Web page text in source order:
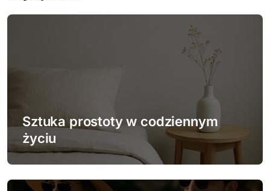
a
p
i
s
Sztuka prostoty w codziennym
życiu